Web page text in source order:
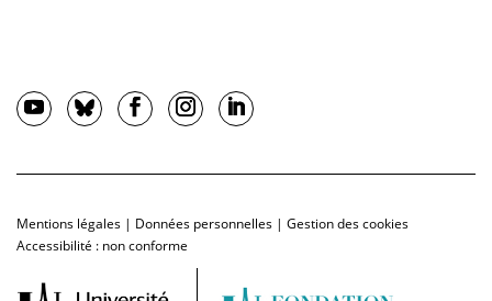
Mentions légales | Données personnelles | Gestion des cookies
Accessibilité : non conforme